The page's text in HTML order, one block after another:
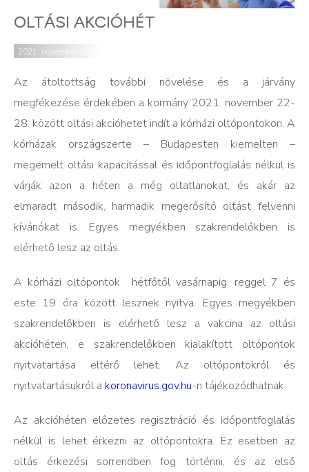
OLTÁSI AKCIÓHÉT
2021. november 20.
Az átoltottság további növelése és a járvány
megfékezése érdekében a kormány 2021. november 22-
28. között oltási akcióhetet indít a kórházi oltópontokon. A
kórházak országszerte – Budapesten kiemelten –
megemelt oltási kapacitással és időpontfoglalás nélkül is
várják azon a héten a még oltatlanokat, és akár az
elmaradt második, harmadik megerősítő oltást felvenni
kívánókat is. Egyes megyékben szakrendelőkben is
elérhető lesz az oltás.
A kórházi oltópontok hétfőtől vasárnapig, reggel 7 és
este 19 óra között lesznek nyitva. Egyes megyékben
szakrendelőkben is elérhető lesz a vakcina az oltási
akcióhéten, e szakrendelőkben kialakított oltópontok
nyitvatartása eltérő lehet. Az oltópontokról és
nyitvatartásukról a koronavirus.gov.hu-n tájékozódhatnak.
Az akcióhéten előzetes regisztráció és időpontfoglalás
nélkül is lehet érkezni az oltópontokra. Ez esetben az
oltás érkezési sorrendben fog történni, és az első